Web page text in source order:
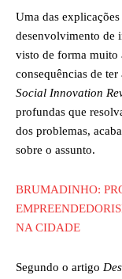
Uma das
desenvolvimento de
visto de forma muito
consequências de
Social Innovation
profundas que
dos problemas,
sobre o assunto.
BRUMADINHO:
NA CIDADE
Segundo o artigo